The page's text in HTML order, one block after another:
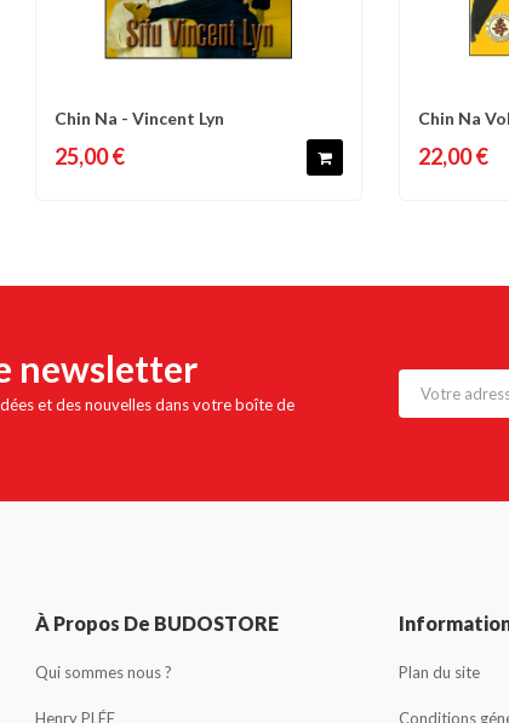
Comparer
Chin Na - Vincent Lyn
25,00 €
Chin Na
22,00 €
newsletter
et des nouvelles dans votre boîte de
À Propos De BUDOSTORE
Qui sommes nous ?
Henry PLÉE
Plan du site
Conditions